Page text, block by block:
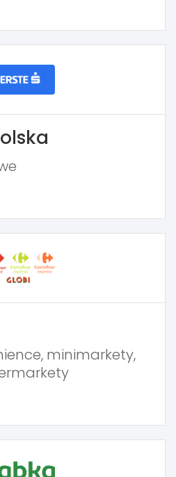
minimarkety,